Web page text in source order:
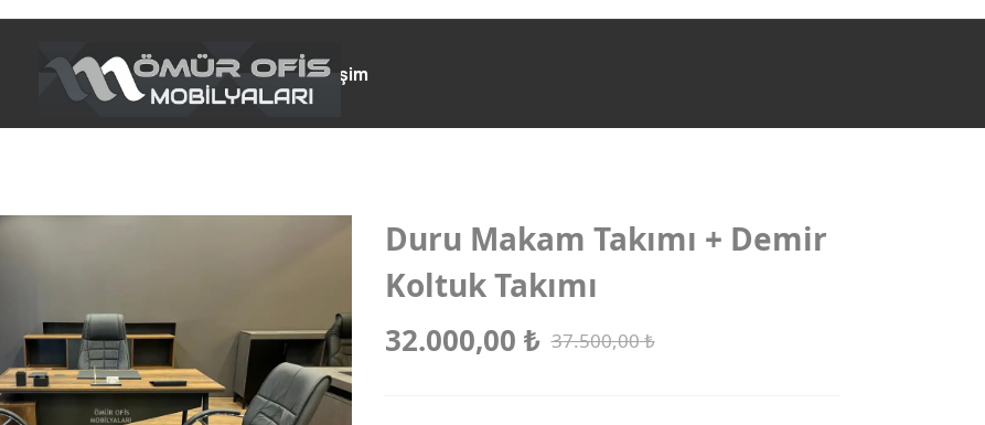
Duru Makam Takımı + Demir
Koltuk Takımı
32.000,00 ₺ 37.500,00₺
Anasayfa Ürünlerimiz İletişim